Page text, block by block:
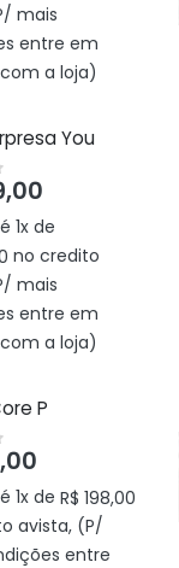
mais
entre em
a loja)
You
5
1x de
no credito
mais
entre em
a loja)
P
5
1x de R$ 198,00
avista, (P/
entre